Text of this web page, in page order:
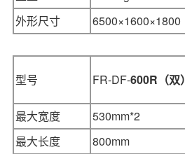
外形尺寸
6500×1600×1800
型号 FR-DF-600R （双）
最大宽度
530mm*2
最大长度
800mm